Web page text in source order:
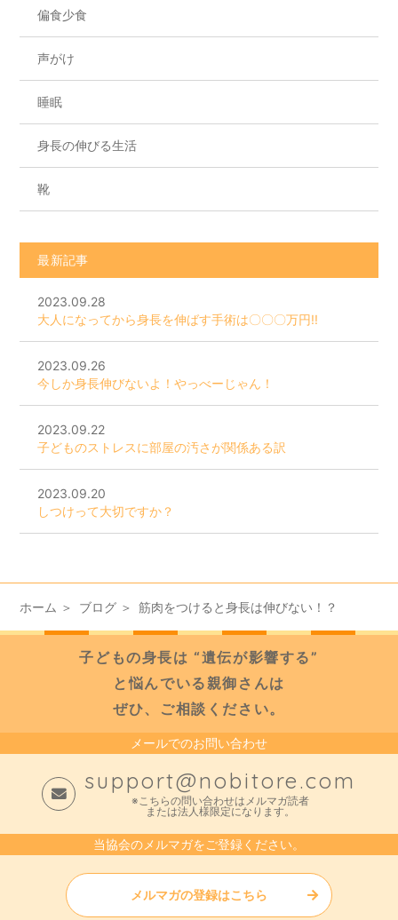
偏食少食
声がけ
睡眠
身長の伸びる生活
靴
最新記事
2023.09.28
大人になってから身長を伸ばす手術は〇〇〇万円!!
2023.09.26
今しか身長伸びないよ！やっべーじゃん！
2023.09.22
子どものストレスに部屋の汚さが関係ある訳
2023.09.20
しつけって大切ですか？
ホーム ブログ 筋肉をつけると身長は伸びない！？
子どもの身長は “遺伝が影響する”
と悩んでいる親御さんは
ぜひ、ご相談ください。
メールでのお問い合わせ
support@nobitore.com
※こちらの問い合わせはメルマガ読者
または法人様限定になります。
当協会のメルマガをご登録ください。
メルマガの登録はこちら